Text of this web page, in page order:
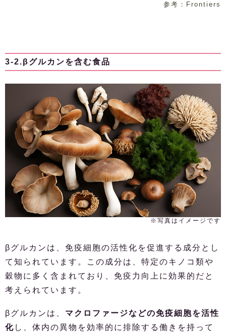
参考：Frontiers
3-2.βグルカンを含む食品
※写真はイメージです
βグルカンは、免疫細胞の活性化を促進する成分とし
て知られています。この成分は、特定のキノコ類や
穀物に多く含まれており、免疫力向上に効果的だと
考えられています。
βグルカンは、 マクロファージなどの免疫細胞を活性
化 し、体内の異物を効率的に排除する働きを持って